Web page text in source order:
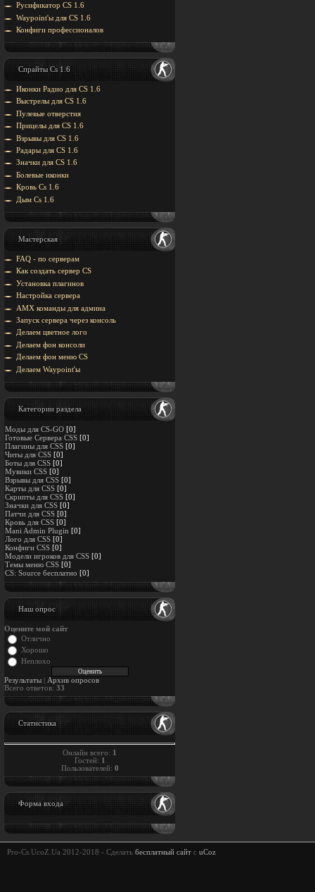
Русификатор CS 1.6
Waypoint'ы для CS 1.6
Конфиги профессионалов
Спрайты Cs 1.6
Иконки Радио для CS 1.6
Выстрелы для CS 1.6
Пулевые отверстия
Прицелы для CS 1.6
Взрывы для CS 1.6
Радары для CS 1.6
Значки для CS 1.6
Болевые иконки
Кровь Cs 1.6
Дым Cs 1.6
Мастерская
FAQ - по серверам
Как создать сервер CS
Установка плагинов
Настройка сервера
AMX команды для админа
Запуск сервера через консоль
Делаем цветное лого
Делаем фон консоли
Делаем фон меню CS
Делаем Waypoint'ы
Категории раздела
Моды для CS-GO [0]
Готовые Сервера CSS [0]
Плагины для CSS [0]
Читы для CSS [0]
Боты для CSS [0]
Мувики CSS [0]
Взрывы для CSS [0]
Карты для CSS [0]
Скрипты для CSS [0]
Значки для CSS [0]
Патчи для CSS [0]
Кровь для CSS [0]
Mani Admin Plugin [0]
Лого для CSS [0]
Конфиги CSS [0]
Модели игроков для CSS [0]
Темы меню CSS [0]
CS: Source бесплатно [0]
Наш опрос
Оцените мой сайт
Отлично
Хорошо
Неплохо
Результаты
Архив опросов
Всего ответов: 33
Статистика
Онлайн всего: 1
Гостей: 1
Пользователей: 0
Форма входа
Pro-Cs.UcoZ.Ua 2012-2018 - Сделать бесплатный сайт с uCoz